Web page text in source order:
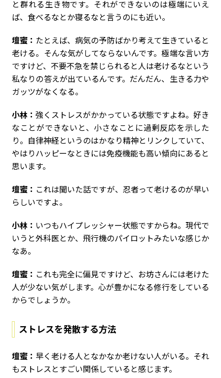
と群れる生き物です。それができないのは極端にいえ
ば、食べるなとか寝るなと言うのにも近い。
壇蜜： たとえば、病気の予防ばかり考えて生きていると
老ける。そんな気がしてならないんです。極端な言い方
ですけど、不要不急を禁じられると人は老けるなという
私なりの答えが出ているんです。だんだん、生きる力や
ガッツがなくなる。
小林：強くストレスがかかっている状態ですよね。好き
なことができないと、小さなことに過剰反応を示した
り。自律神経というのはかなり精神とリンクしていて、
やはりハッピーなときには免疫機能も高い傾向にあると
思います。
壇蜜： これは聞いた話ですが、忍者って老けるのが早い
らしいですよ。
小林： いつもハイプレッシャー状態ですからね。現代で
いうと外科医とか、飛行機のパイロットみたいな感じか
なあ。
壇蜜： これも完全に偏見ですけど、お坊さんには老けた
人が少ない気がします。心が豊かになる修行をしている
からでしょうか。
ストレスを発散する方法
壇蜜： 早く老ける人となかなか老けない人がいる。それ
もストレスとすごい関係していると感じます。